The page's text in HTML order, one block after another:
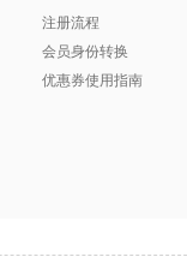
注册流程
会员身份转换
优惠券使用指南